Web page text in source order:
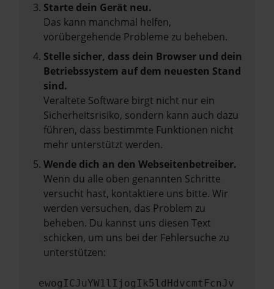
Starte dein Gerät neu.
Das kann manchmal helfen,
vorübergehende Probleme zu beheben.
Stelle sicher, dass dein Browser und dein
Betriebssystem auf dem neuesten Stand
sind.
Veraltete Software birgt nicht nur ein
Sicherheitsrisiko, sondern kann auch dazu
führen, dass bestimmte Funktionen nicht
mehr unterstützt werden.
Wende dich an den Webseitenbetreiber.
Wenn du alle oben genannten Schritte
versucht hast, kontaktiere uns bitte. Wir
werden versuchen, das Problem zu
beheben. Du kannst uns diesen Text
schicken, um uns bei der Fehlersuche zu
unterstützen:
ewogICJuYW1lIjogIk5ldHdvcmtFcnJv